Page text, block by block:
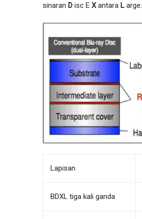
sinaran D isc E Xantara L arge.
Lapisan
BDXL tiga kali ganda